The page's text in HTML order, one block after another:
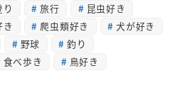
旅行
昆虫好き
爬虫類好き
犬が好き
野球
釣り
食べ歩き 鳥好き